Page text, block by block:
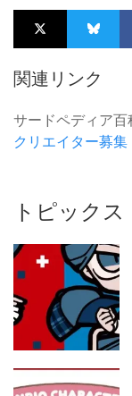
関連リンク
サードペディア百
クリエイター募集
トピックス